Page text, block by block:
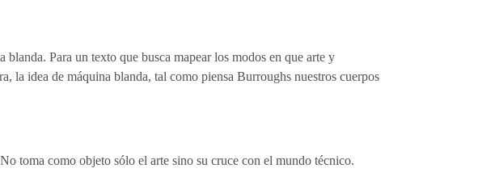
Para un texto que busca mapear los modos en que arte y
la idea de máquina blanda, tal como piensa Burroughs nuestros cuerpos
toma como objeto sólo el arte sino su cruce con el mundo técnico.